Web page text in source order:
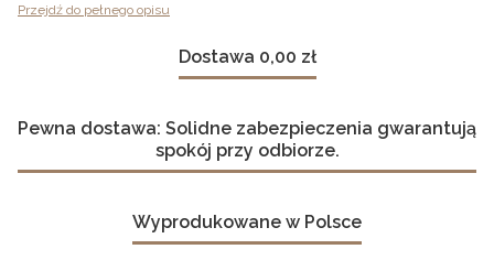
Przejdź do pełnego opisu
Dostawa 0,00 zł
Pewna dostawa: Solidne zabezpieczenia gwarantują
spokój przy odbiorze.
Wyprodukowane w Polsce